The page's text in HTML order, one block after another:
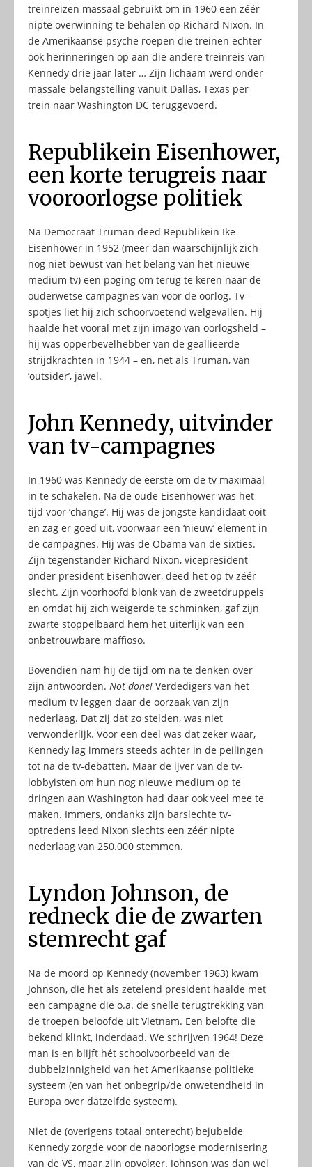
treinreizen massaal gebruikt om in 1960 een zéér
nipte overwinning te behalen op Richard Nixon. In
de Amerikaanse psyche roepen die treinen echter
ook herinneringen op aan die andere treinreis van
Kennedy drie jaar later … Zijn lichaam werd onder
massale belangstelling vanuit Dallas, Texas per
trein naar Washington DC teruggevoerd.
Republikein Eisenhower,
een korte terugreis naar
vooroorlogse politiek
Na Democraat Truman deed Republikein Ike
Eisenhower in 1952 (meer dan waarschijnlijk zich
nog niet bewust van het belang van het nieuwe
medium tv) een poging om terug te keren naar de
ouderwetse campagnes van voor de oorlog. Tv-
spotjes liet hij zich schoorvoetend welgevallen. Hij
haalde het vooral met zijn imago van oorlogsheld –
hij was opperbevelhebber van de geallieerde
strijdkrachten in 1944 – en, net als Truman, van
‘outsider’, jawel.
John Kennedy, uitvinder
van tv-campagnes
In 1960 was Kennedy de eerste om de tv maximaal
in te schakelen. Na de oude Eisenhower was het
tijd voor ‘change’. Hij was de jongste kandidaat ooit
en zag er goed uit, voorwaar een ‘nieuw’ element in
de campagnes. Hij was de Obama van de sixties.
Zijn tegenstander Richard Nixon, vicepresident
onder president Eisenhower, deed het op tv zéér
slecht. Zijn voorhoofd blonk van de zweetdruppels
en omdat hij zich weigerde te schminken, gaf zijn
zwarte stoppelbaard hem het uiterlijk van een
onbetrouwbare maffioso.
Bovendien nam hij de tijd om na te denken over
zijn antwoorden. Not done! Verdedigers van het
medium tv leggen daar de oorzaak van zijn
nederlaag. Dat zij dat zo stelden, was niet
verwonderlijk. Voor een deel was dat zeker waar,
Kennedy lag immers steeds achter in de peilingen
tot na de tv-debatten. Maar de ijver van de tv-
lobbyisten om hun nog nieuwe medium op te
dringen aan Washington had daar ook veel mee te
maken. Immers, ondanks zijn barslechte tv-
optredens leed Nixon slechts een zéér nipte
nederlaag van 250.000 stemmen.
Lyndon Johnson, de
redneck die de zwarten
stemrecht gaf
Na de moord op Kennedy (november 1963) kwam
Johnson, die het als zetelend president haalde met
een campagne die o.a. de snelle terugtrekking van
de troepen beloofde uit Vietnam. Een belofte die
bekend klinkt, inderdaad. We schrijven 1964! Deze
man is en blijft hét schoolvoorbeeld van de
dubbelzinnigheid van het Amerikaanse politieke
systeem (en van het onbegrip/de onwetendheid in
Europa over datzelfde systeem).
Niet de (overigens totaal onterecht) bejubelde
Kennedy zorgde voor de naoorlogse modernisering
van de VS, maar zijn opvolger. Johnson was dan wel